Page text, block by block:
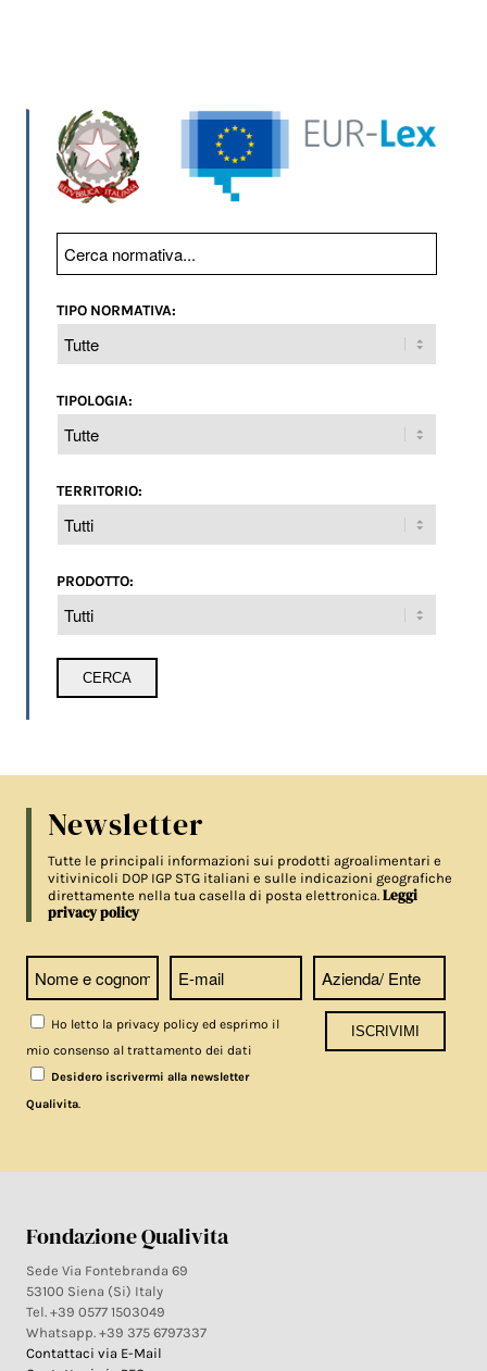
TIPO NORMATIVA:
TIPOLOGIA:
TERRITORIO:
PRODOTTO:
Newsletter
Tutte le principali informazioni sui prodotti agroalimentari e
vitivinicoli DOP IGP STG italiani e sulle indicazioni geografiche
direttamente nella tua casella di posta elettronica.Leggi
privacy policy
Ho letto la privacy policy ed esprimo il
mio consenso al trattamento dei dati
Desidero iscrivermi alla newsletter
Qualivita.
Fondazione Qualivita
Sede Via Fontebranda 69
53100 Siena (Si) Italy
Tel. +39 0577 1503049
Whatsapp. +39 375 6797337
Contattaci via E-Mail